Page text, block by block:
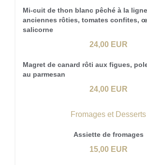
Mi-cuit de thon blanc pêché à la
anciennes rôties, tomates confites,
salicorne
24,00 EUR
Magret de canard rôti aux figues,
au parmesan
24,00 EUR
Fromages et Desserts
Assiette de fromages
15,00 EUR